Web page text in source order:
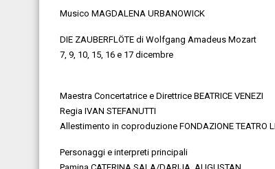
Musico MAGDALENA URBANOWICK
DIE ZAUBERFLÖTE di Wolfgang Amadeus Mozart
7, 9, 10, 15, 16 e 17 dicembre
Maestra Concertatrice e Direttrice BEATRICE VENEZI
Regia IVAN STEFANUTTI
Allestimento in coproduzione FONDAZIONE TEATRO
Personaggi e interpreti principali